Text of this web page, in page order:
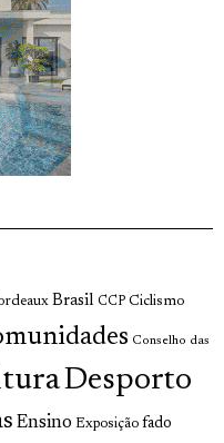
Brasil CCP Ciclismo
Conselho das
Desporto
Ensino Exposição fado